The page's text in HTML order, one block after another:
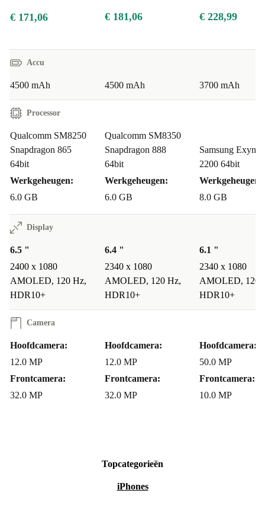
€ 171,06 € 181,06 € 228,99
Accu
4500 mAh 4500 mAh 3700 mAh
Processor
Qualcomm SM8250
Snapdragon 865
64bit
Werkgeheugen:
6.0 GB
Qualcomm SM8350
Snapdragon 888
64bit
Werkgeheugen:
6.0 GB
Samsung Exynos
2200 64bit
Werkgeheugen:
8.0 GB
Display
6.5 "
2400 x 1080
AMOLED, 120 Hz,
HDR10+
6.4 "
2340 x 1080
AMOLED, 120 Hz,
HDR10+
6.1 "
2340 x 1080
AMOLED, 120
HDR10+
Camera
Hoofdcamera:
12.0 MP
Frontcamera:
32.0 MP
Hoofdcamera:
12.0 MP
Frontcamera:
32.0 MP
Hoofdcamera:
50.0 MP
Frontcamera:
10.0 MP
Topcategorieën
iPhones